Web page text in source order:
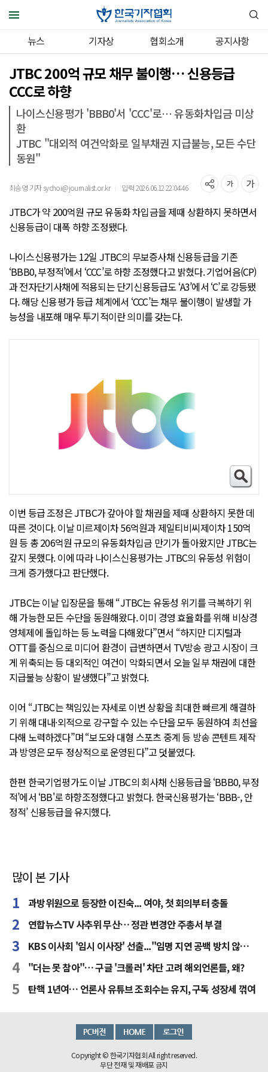
뉴스 기자상 협회소개 공지사항
JTBC 200억 규모 채무 불이행… 신용등급
CCC로 하향
나이스신용평가 'BBB0'서 'CCC'로… 유동화차입금 미상
환
JTBC "대외적 여건악화로 일부채권 지급불능, 모든 수단
동원"
최승영 기자 sychoi@journalist.or.kr ｜ 입력 2026.06.12 22:04:46
JTBC가 약 200억원 규모 유동화 차입금을 제때 상환하지 못하면서
신용등급이 대폭 하향 조정됐다.
나이스신용평가는 12일 JTBC의 무보증사채 신용등급을 기존
‘BBB0, 부정적’에서 ‘CCC’로 하향 조정했다고 밝혔다. 기업어음(CP)
과 전자단기사채에 적용되는 단기신용등급도 ‘A3’에서 ‘C’로 강등됐
다. 해당 신용평가 등급 체계에서 ‘CCC’는 채무 불이행이 발생할 가
능성을 내포해 매우 투기적이란 의미를 갖는다.
이번 등급 조정은 JTBC가 갚아야 할 채권을 제때 상환하지 못한 데
따른 것이다. 이날 미르제이차 56억원과 제일티비씨제이차 150억
원 등 총 206억원 규모의 유동화차입금 만기가 돌아왔지만 JTBC는
갚지 못했다. 이에 따라 나이스신용평가는 JTBC의 유동성 위험이
크게 증가했다고 판단했다.
JTBC는 이날 입장문을 통해 “JTBC는 유동성 위기를 극복하기 위
해 가능한 모든 수단을 동원해왔다. 이미 경영 효율화를 위해 비상경
영체제에 돌입하는 등 노력을 다해왔다”면서 “하지만 디지털과
OTT를 중심으로 미디어 환경이 급변하면서 TV방송 광고 시장이 크
게 위축되는 등 대외적인 여건이 악화되면서 오늘 일부 채권에 대한
지급불능 상황이 발생했다”고 밝혔다.
이어 “JTBC는 책임있는 자세로 이번 상황을 최대한 빠르게 해결하
기 위해 대내·외적으로 강구할 수 있는 수단을 모두 동원하여 최선을
다해 노력하겠다”며 “보도와 대형 스포츠 중계 등 방송 콘텐트 제작
과 방영은 모두 정상적으로 운영된다”고 덧붙였다.
한편 한국기업평가도 이날 JTBC의 회사채 신용등급을 ‘BBB0, 부정
적’에서 ‘BB'로 하향조정했다고 밝혔다. 한국신용평가는 ‘BBB-, 안
정적’ 신용등급을 유지했다.
많이 본 기사
과방위원으로 등장한 이진숙... 여야, 첫 회의부터 충돌
연합뉴스TV 사추위 무산… 정관 변경안 주총서 부결
KBS 이사회 '임시 이사장' 선출..."임명 지연 공백 방치 않을 것"
"더는 못 참아"… 구글 '크롤러' 차단 고려 해외언론들, 왜?
탄핵 1년여… 언론사 유튜브 조회수는 유지, 구독 성장세 꺾여
Copyright © 한국기자협회 All right reserved.
무단 전재 및 재배포 금지